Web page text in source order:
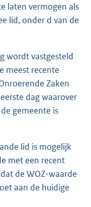
laten vermogen als
lid, onder d van de
wordt vastgesteld
meest recente
Zaken
dag waarover
gemeente is
lid is mogelijk
met een recent
de WOZ-waarde
aan de huidige